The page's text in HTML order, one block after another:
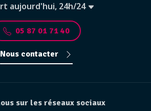
aujourd'hui, 24h/24
05 87 01 71 40
Nous contacter
sur les réseaux sociaux